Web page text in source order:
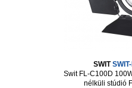
SWIT
Swit FL-C100D
nélküli stúdió